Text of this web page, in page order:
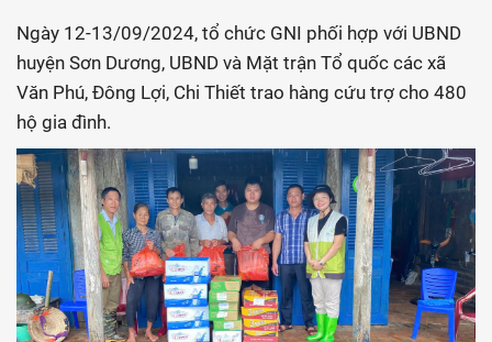
Ngày 12-13/09/2024, tổ chức GNI phối hợp với UBND
huyện Sơn Dương, UBND và Mặt trận Tổ quốc các xã
Văn Phú, Đông Lợi, Chi Thiết trao hàng cứu trợ cho 480
hộ gia đình.